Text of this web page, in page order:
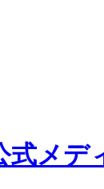
メデ